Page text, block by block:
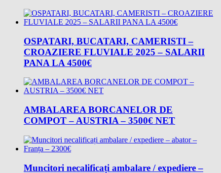
OSPATARI, BUCATARI, CAMERISTI –
CROAZIERE FLUVIALE 2025 – SALARII
PANA LA 4500€
AMBALAREA BORCANELOR DE
COMPOT – AUSTRIA – 3500€ NET
Muncitori necalificați ambalare / expediere –